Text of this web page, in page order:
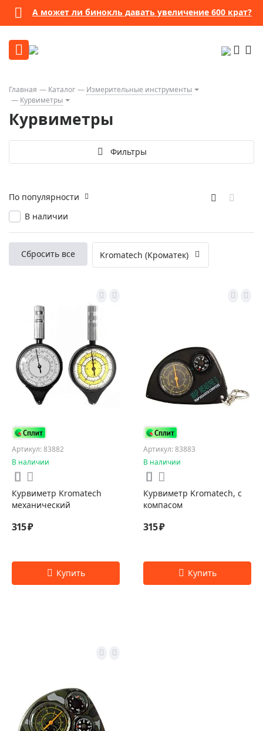
А может ли бинокль давать увеличение 600 крат?
Главная Каталог
Измерительные инструменты
Курвиметры
Курвиметры
Фильтры
В наличии
По популярности
Сбросить все Kromatech (Кроматек)
Артикул: 83882
В наличии
Курвиметр Kromatech
механический
315 ₽
Артикул: 83883
В наличии
Курвиметр Kromatech, с
компасом
315 ₽